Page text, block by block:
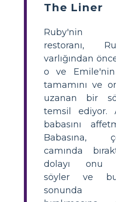
The Liner
Ruby'nin
restoranı,
varlığından
o ve Emile'nin
tamamını ve
uzanan bir
temsil ediyor.
babasını
Babasına,
camında
dolayı onu
söyler ve
sonunda